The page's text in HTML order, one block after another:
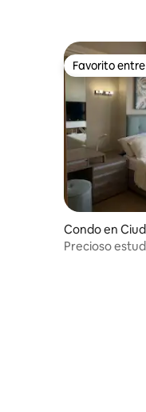
Favorito
Favorito
Condo en
Precioso